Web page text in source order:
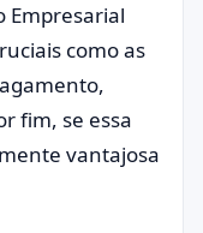
Empresarial
como as
fim, se essa
vantajosa